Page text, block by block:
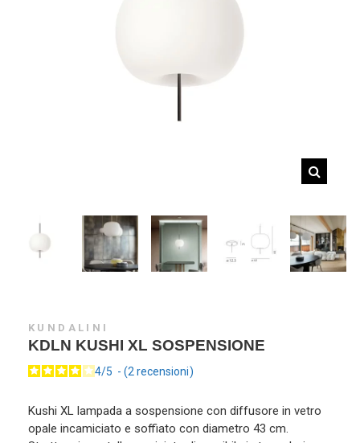
KUNDALINI
KDLN KUSHI XL SOSPENSIONE
4/5 - 2 recensioni
Kushi XL lampada a sospensione con diffusore in vetro
opale incamiciato e soffiato con diametro 43 cm.